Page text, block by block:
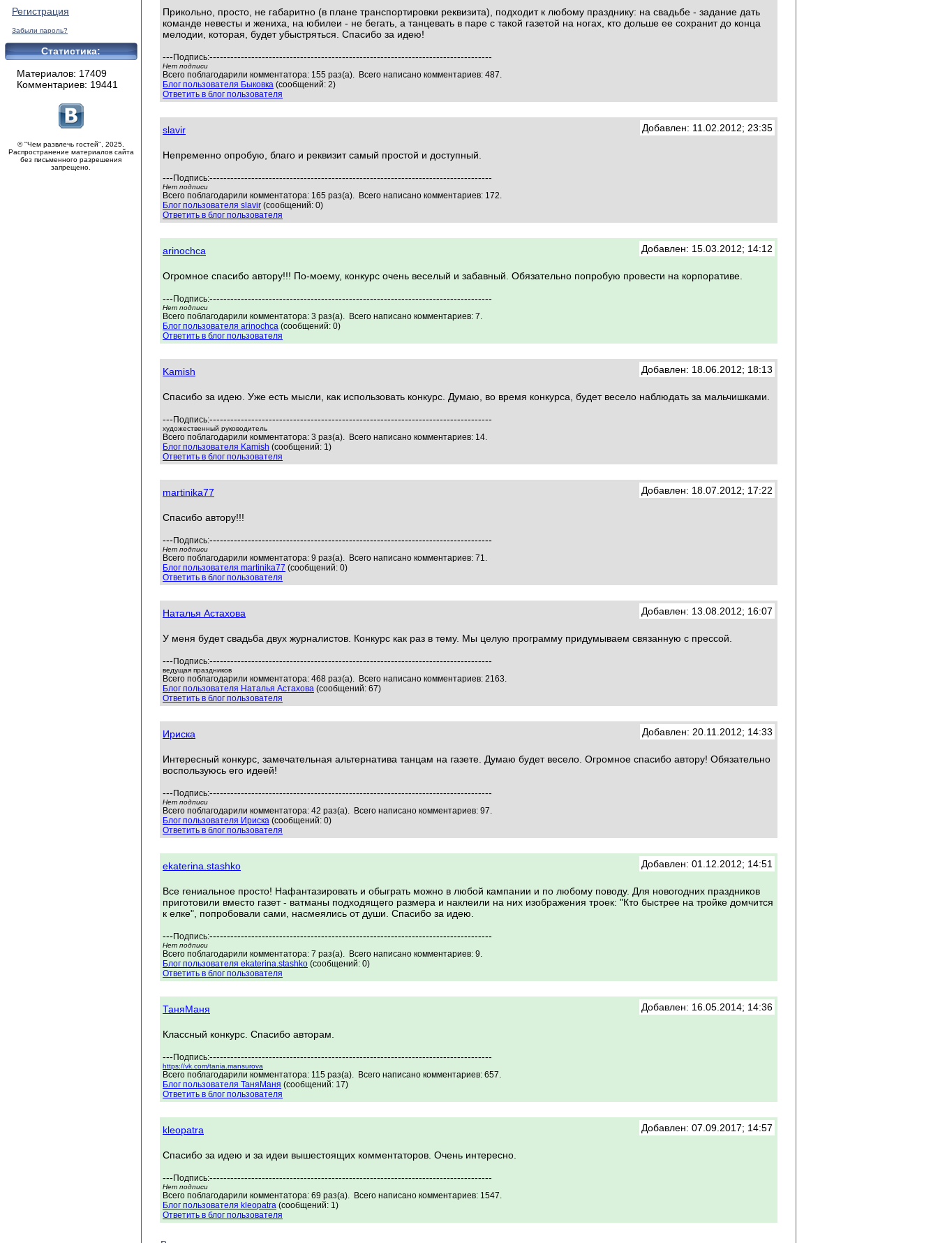
Регистрация
Забыли пароль?
Статистика:
Материалов: 17409
Комментариев: 19441
© "Чем развлечь гостей", 2025.
Распространение материалов сайта
без письменного разрешения
запрещено.
Прикольно, просто, не габаритно (в плане транспортировки реквизита), подходит к любому празднику: на свадьбе - задание дать
команде невесты и жениха, на юбилеи - не бегать, а танцевать в паре с такой газетой на ногах, кто дольше ее сохранит до конца
мелодии, которая, будет убыстряться. Спасибо за идею!
--- Подпись:---------------------------------------------------------------------------------
Нет подписи
Всего поблагодарили комментатора: 155 раз(а). Всего написано комментариев: 487.
Блог пользователя Быковка (сообщений: 2)
Ответить в блог пользователя
slavir Добавлен: 11.02.2012; 23:35
Непременно опробую, благо и реквизит самый простой и доступный.
--- Подпись:---------------------------------------------------------------------------------
Нет подписи
Всего поблагодарили комментатора: 165 раз(а). Всего написано комментариев: 172.
Блог пользователя slavir (сообщений: 0)
Ответить в блог пользователя
arinochca Добавлен: 15.03.2012; 14:12
Огромное спасибо автору!!! По-моему, конкурс очень веселый и забавный. Обязательно попробую провести на корпоративе.
--- Подпись:---------------------------------------------------------------------------------
Нет подписи
Всего поблагодарили комментатора: 3 раз(а). Всего написано комментариев: 7.
Блог пользователя arinochca (сообщений: 0)
Ответить в блог пользователя
Kamish Добавлен: 18.06.2012; 18:13
Спасибо за идею. Уже есть мысли, как использовать конкурс. Думаю, во время конкурса, будет весело наблюдать за мальчишками.
--- Подпись:---------------------------------------------------------------------------------
художественный руководитель
Всего поблагодарили комментатора: 3 раз(а). Всего написано комментариев: 14.
Блог пользователя Kamish (сообщений: 1)
Ответить в блог пользователя
martinika77 Добавлен: 18.07.2012; 17:22
Спасибо автору!!!
--- Подпись:---------------------------------------------------------------------------------
Нет подписи
Всего поблагодарили комментатора: 9 раз(а). Всего написано комментариев: 71.
Блог пользователя martinika77 (сообщений: 0)
Ответить в блог пользователя
Наталья Астахова Добавлен: 13.08.2012; 16:07
У меня будет свадьба двух журналистов. Конкурс как раз в тему. Мы целую программу придумываем связанную с прессой.
--- Подпись:---------------------------------------------------------------------------------
ведущая праздников
Всего поблагодарили комментатора: 468 раз(а). Всего написано комментариев: 2163.
Блог пользователя Наталья Астахова (сообщений: 67)
Ответить в блог пользователя
Ириска Добавлен: 20.11.2012; 14:33
Интересный конкурс, замечательная альтернатива танцам на газете. Думаю будет весело. Огромное спасибо автору! Обязательно
воспользуюсь его идеей!
--- Подпись:---------------------------------------------------------------------------------
Нет подписи
Всего поблагодарили комментатора: 42 раз(а). Всего написано комментариев: 97.
Блог пользователя Ириска (сообщений: 0)
Ответить в блог пользователя
ekaterina.stashko Добавлен: 01.12.2012; 14:51
Все гениальное просто! Нафантазировать и обыграть можно в любой кампании и по любому поводу. Для новогодних праздников
приготовили вместо газет - ватманы подходящего размера и наклеили на них изображения троек: "Кто быстрее на тройке домчится
к елке", попробовали сами, насмеялись от души. Спасибо за идею.
--- Подпись:---------------------------------------------------------------------------------
Нет подписи
Всего поблагодарили комментатора: 7 раз(а). Всего написано комментариев: 9.
Блог пользователя ekaterina.stashko (сообщений: 0)
Ответить в блог пользователя
ТаняМаня Добавлен: 16.05.2014; 14:36
Классный конкурс. Спасибо авторам.
--- Подпись:---------------------------------------------------------------------------------
https://vk.com/tania.mansurova
Всего поблагодарили комментатора: 115 раз(а). Всего написано комментариев: 657.
Блог пользователя ТаняМаня (сообщений: 17)
Ответить в блог пользователя
kleopatra Добавлен: 07.09.2017; 14:57
Спасибо за идею и за идеи вышестоящих комментаторов. Очень интересно.
--- Подпись:---------------------------------------------------------------------------------
Нет подписи
Всего поблагодарили комментатора: 69 раз(а). Всего написано комментариев: 1547.
Блог пользователя kleopatra (сообщений: 1)
Ответить в блог пользователя